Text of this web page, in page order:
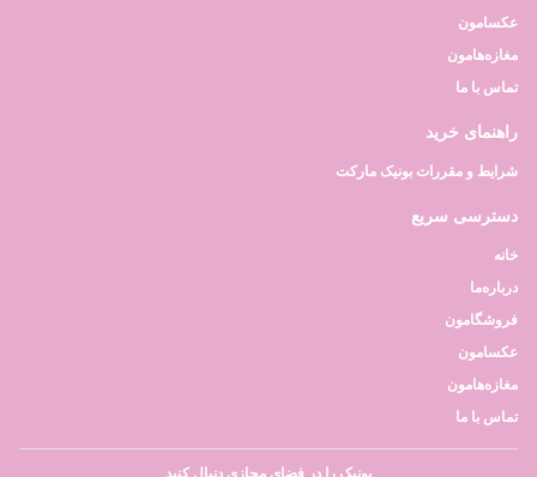
عکسامون
مغازه‌هامون
تماس با ما
راهنمای خرید
شرایط و مقررات بونیک مارکت
دسترسی سریع
خانه
درباره‌ما
فروشگامون
عکسامون
مغازه‌هامون
تماس با ما
بونیک را در فضای مجازی دنبال کنید